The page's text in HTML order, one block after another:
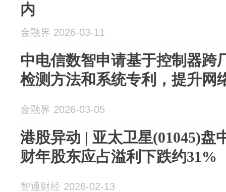
内
金融界 2026-03-11
中电信数智申请基于控制器跨
检测方法和系统专利，提升网
金融界 2026-03-05
港股异动 | 亚太卫星(01045)盘
财年股东应占溢利下跌约31%
智通财经 2026-02-13